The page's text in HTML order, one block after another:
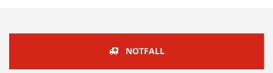
NOTFALL